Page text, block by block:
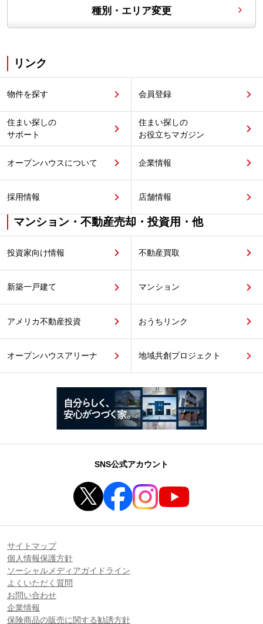
種別・エリア変更
リンク
物件を探す 会員登録
住まい探しの
サポート
住まい探しの
お役立ちマガジン
オープンハウスについて 企業情報
採用情報 店舗情報
マンション・不動産売却・投資用・他
投資家向け情報 不動産買取
新築一戸建て マンション
アメリカ不動産投資 おうちリンク
オープンハウスアリーナ 地域共創プロジェクト
SNS公式アカウント
サイトマップ
個人情報保護方針
ソーシャルメディアガイドライン
よくいただく質問
お問い合わせ
企業情報
保険商品の販売に関する勧誘方針